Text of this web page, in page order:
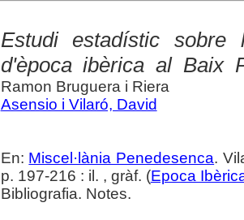
Estudi estadístic sobre
d'època ibèrica al Baix
Ramon Bruguera i Riera
Asensio i Vilaró, David
En: Miscel·lània Penedesenca.
p. 197-216 : il. , gràf. (Epoca
Bibliografia. Notes.